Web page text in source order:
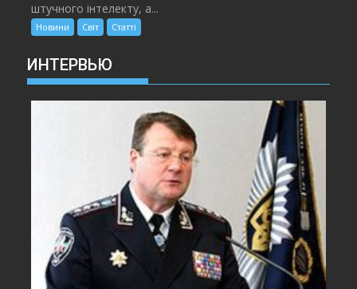
штучного інтелекту, а...
Новини Світ Статті
ИНТЕРВЬЮ